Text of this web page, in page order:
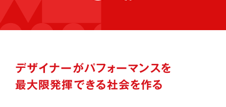
デザイナーがパフォーマンスを
最大限発揮できる社会を作る